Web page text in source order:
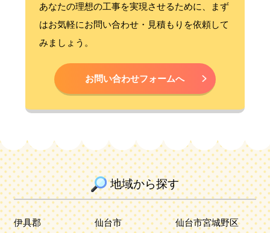
あなたの理想の工事を実現させるために、まず
はお気軽にお問い合わせ・見積もりを依頼して
みましょう。
お問い合わせフォームへ
地域から探す
伊具郡 仙台市
仙台市宮城野区